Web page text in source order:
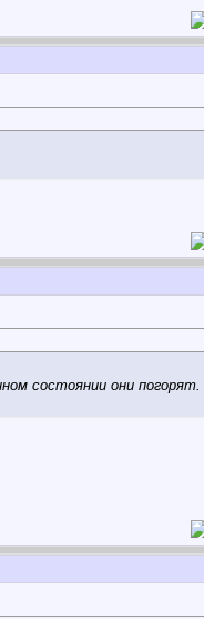
состоянии они погорят.